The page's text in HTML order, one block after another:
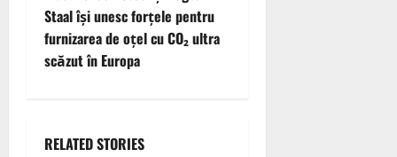
t
n
v
Staal își unesc forțele pentru
furnizarea de oțel cu CO₂ ultra
scăzut în Europa
RELATED STORIES